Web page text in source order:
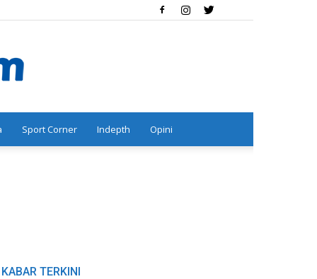
Sport Corner Indepth Opini
KABAR TERKINI